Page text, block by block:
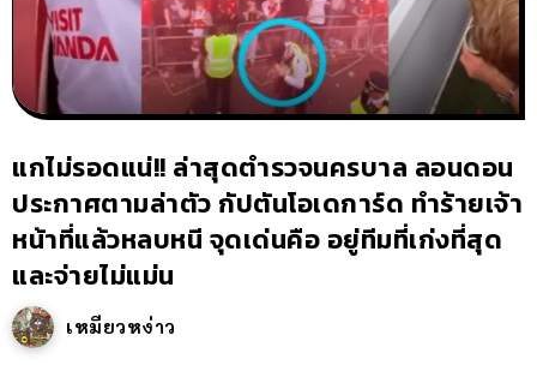
แกไม่รอดแน่!! ล่าสุดตำรวจนครบาล ลอนดอน
ประกาศตามล่าตัว กัปตันโอเดการ์ด ทำร้ายเจ้า
หน้าที่แล้วหลบหนี จุดเด่นคือ อยู่ทีมที่เก่งที่สุด
และจ่ายไม่แม่น
เหมียวหง่าว